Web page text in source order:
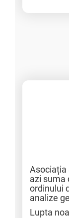
Asociația
azi suma
ordinului
analize
Lupta